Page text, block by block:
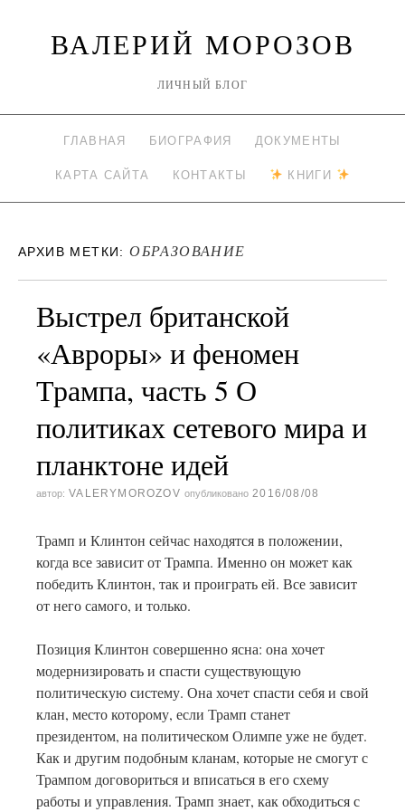
ВАЛЕРИЙ МОРОЗОВ
ЛИЧНЫЙ БЛОГ
ГЛАВНАЯ БИОГРАФИЯ ДОКУМЕНТЫ
КАРТА САЙТА КОНТАКТЫ КНИГИ
АРХИВ МЕТКИ:ОБРАЗОВАНИЕ
Выстрел британской
«Авроры» и феномен
Трампа, часть 5 О
политиках сетевого мира и
планктоне идей
автор: VALERYMOROZOV опубликовано 2016/08/08
Трамп и Клинтон сейчас находятся в положении,
когда все зависит от Трампа. Именно он может как
победить Клинтон, так и проиграть ей. Все зависит
от него самого, и только.
Позиция Клинтон совершенно ясна: она хочет
модернизировать и спасти существующую
политическую систему. Она хочет спасти себя и свой
клан, место которому, если Трамп станет
президентом, на политическом Олимпе уже не будет.
Как и другим подобным кланам, которые не смогут с
Трампом договориться и вписаться в его схему
работы и управления. Трамп знает, как обходиться с